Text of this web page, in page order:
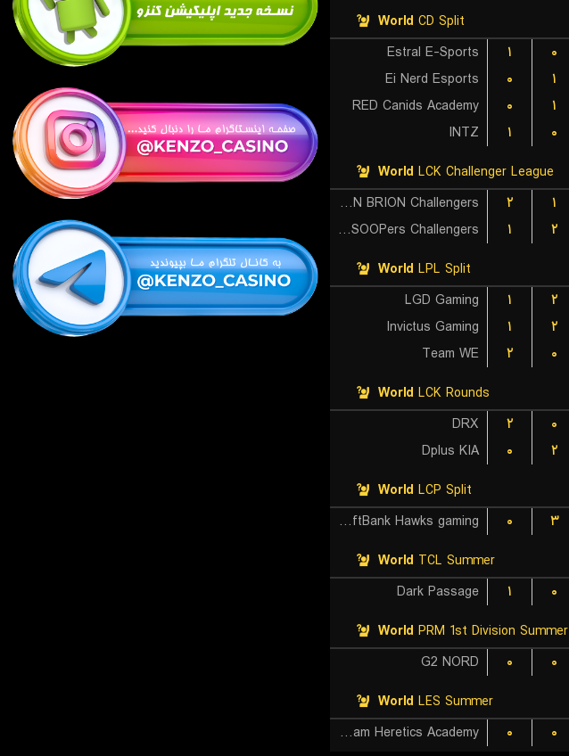
World CD Split
Estral E-Sports
۱ ۰
Ei Nerd Esports
۰ ۱
RED Canids Academy
۰ ۱
INTZ
۱ ۰
World LCK Challenger League
HANJIN BRION Challengers
۲ ۱
DN SOOPers Challengers
۱ ۲
World LPL Split
LGD Gaming
۱ ۲
Invictus Gaming
۱ ۲
Team WE
۲ ۰
World LCK Rounds
DRX
۲ ۰
Dplus KIA
۰ ۲
World LCP Split
Fukuoka SoftBank Hawks gaming
۰ ۳
World TCL Summer
Dark Passage
۱ ۰
World PRM 1st Division Summer
G2 NORD
۰ ۰
World LES Summer
Team Heretics Academy
۰ ۰